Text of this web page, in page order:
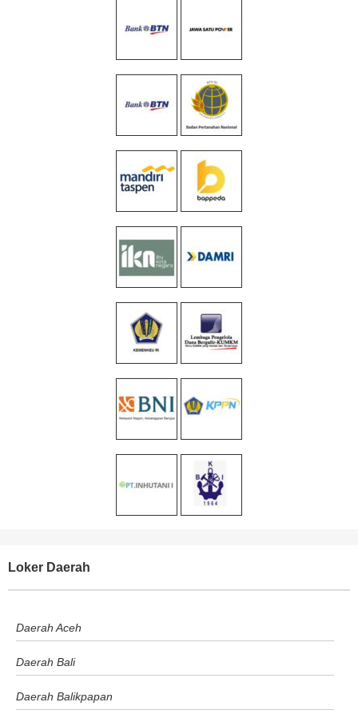
Loker Daerah
Daerah Aceh
Daerah Bali
Daerah Balikpapan